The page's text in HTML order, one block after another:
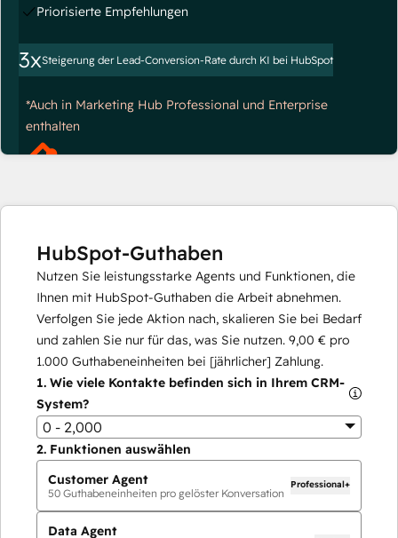
Priorisierte Empfehlungen
3xSteigerung der Lead-Conversion-Rate durch KI bei HubSpot
*Auch in Marketing Hub Professional und Enterprise
enthalten
HubSpot-Guthaben
Nutzen Sie leistungsstarke Agents und Funktionen, die
Ihnen mit HubSpot-Guthaben die Arbeit abnehmen.
Verfolgen Sie jede Aktion nach, skalieren Sie bei Bedarf
und zahlen Sie nur für das, was Sie nutzen. 9,00 € pro
1.000 Guthabeneinheiten bei [jährlicher] Zahlung.
1. Wie viele Kontakte befinden sich in Ihrem CRM-
System?
0 - 2,000
2. Funktionen auswählen
Customer Agent
50 Guthabeneinheiten pro gelöster Konversation
Professional+
Data Agent